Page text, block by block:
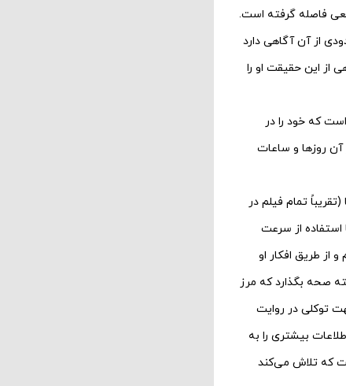
فاصله گرفته است.
از آن آگاهی دارد
از این حقیقت او را
که خود را در
روزها و ساعات
تمام فیلم در
از سرعت
طریق افکار او
صحه بگذارد که مرز
توکلی در روایت
بیشتری را به
که تلاش می‌کند